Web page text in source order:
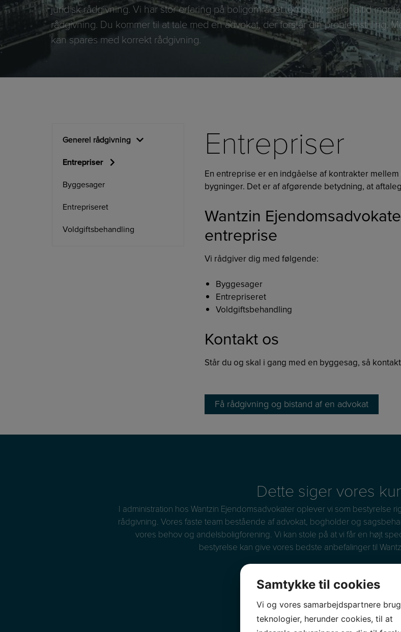
juridisk rådgivning. Vi har stor erfaring på boligområdet, og du vil derfor altid
rådgivning. Du kommer til at tale med en advokat, der forstår din problemstilling.
kan spares med korrekt rådgivning.
Entrepriser
En entreprise er en indgåelse af kontrakter
bygninger. Det er af afgørende betydning, at
Wantzin
entreprise
Vi rådgiver dig med følgende:
Byggesager
Entrepriseret
Voldgiftsbehandling
Kontakt os
Står du og skal i gang med en byggesag, så
Få rådgivning og bistand af en advokat
Generel rådgivning
Entrepriser
Byggesager
Entrepriseret
Voldgiftsbehandling
Dette siger vores
I administration hos Wantzin Ejendomsadvokater oplever vi som bestyrelse
rådgivning. Vores faste team bestående af advokat, bogholder og
vores behov og andelsboligforening. Vi kan stole på at vi får en højt
bestyrelse kan give vores bedste anbefalinger til
– A/B Gilbjerggård
Samtykke til cookies
Vi og vores samarbejdspartnere
teknologier, herunder cookies, til at